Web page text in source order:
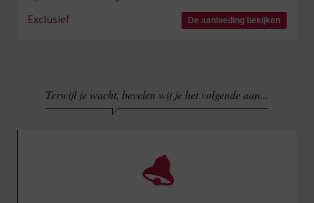
Exclusief De aanbieding bekijken
Terwijl je wacht, bevelen wij je het volgende aan...